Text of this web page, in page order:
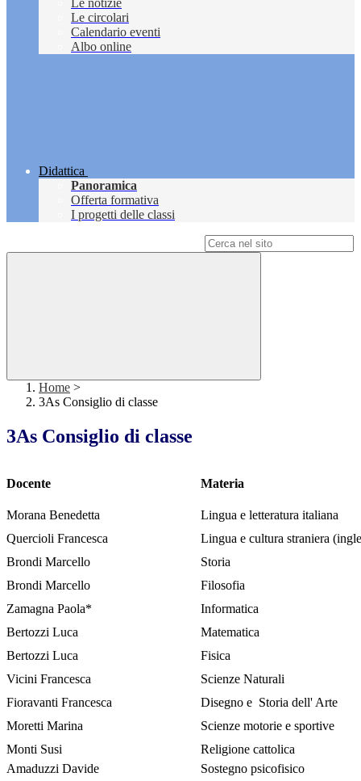
Le notizie
Le circolari
Calendario eventi
Albo online
Didattica
Panoramica
Offerta formativa
I progetti delle classi
Home >
3As Consiglio di classe
3As Consiglio di classe
Docente Materia
Morana Benedetta
Lingua e letteratura italiana
Quercioli Francesca
Lingua e cultura straniera
Brondi Marcello
Storia
Brondi Marcello
Filosofia
Zamagna Paola*
Informatica
Bertozzi Luca
Matematica
Bertozzi Luca
Fisica
Vicini Francesca
Scienze Naturali
Fioravanti Francesca
Disegno e Storia dell' Arte
Moretti Marina
Scienze motorie e sportive
Monti Susi
Religione cattolica
Amaduzzi Davide
Sostegno psicofisico